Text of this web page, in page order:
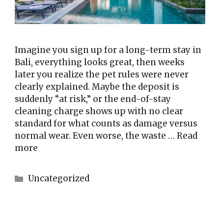
Imagine you sign up for a long-term stay in
Bali, everything looks great, then weeks
later you realize the pet rules were never
clearly explained. Maybe the deposit is
suddenly “at risk,” or the end-of-stay
cleaning charge shows up with no clear
standard for what counts as damage versus
normal wear. Even worse, the waste … Read
more
Kategori
Uncategorized